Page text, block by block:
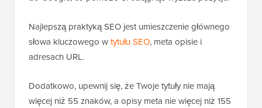
Najlepszą praktyką SEO jest umieszczenie głównego
słowa kluczowego wtytułu SEO, meta opisie i
adresach URL.
Dodatkowo, upewnij się, że Twoje tytuły nie mają
więcej niż 55 znaków, a opisy meta nie więcej niż 155